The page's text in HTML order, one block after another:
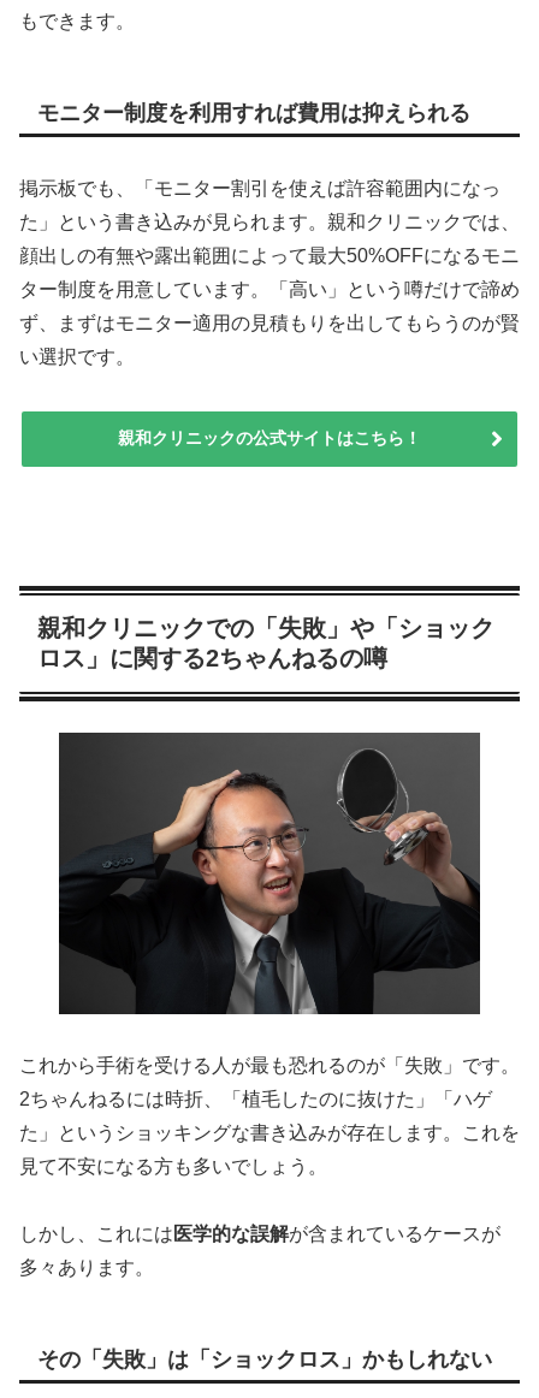
もできます。
モニター制度を利用すれば費用は抑えられる
掲示板でも、「モニター割引を使えば許容範囲内になっ
た」という書き込みが見られます。親和クリニックでは、
顔出しの有無や露出範囲によって最大50%OFFになるモニ
ター制度を用意しています。「高い」という噂だけで諦め
ず、まずはモニター適用の見積もりを出してもらうのが賢
い選択です。
親和クリニックの公式サイトはこちら！
親和クリニックでの「失敗」や「ショック
ロス」に関する2ちゃんねるの噂
これから手術を受ける人が最も恐れるのが「失敗」です。
2ちゃんねるには時折、「植毛したのに抜けた」「ハゲ
た」というショッキングな書き込みが存在します。これを
見て不安になる方も多いでしょう。
しかし、これには 医学的な誤解が含まれているケースが
多々あります。
その「失敗」は「ショックロス」かもしれない